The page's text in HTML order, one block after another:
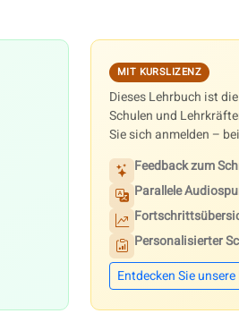
MIT KURSLIZENZ
Dieses Lehrbuch ist
Schulen und
Sie sich anmelden –
Feedback zum
Parallele
Personalisierter
Entdecken Sie